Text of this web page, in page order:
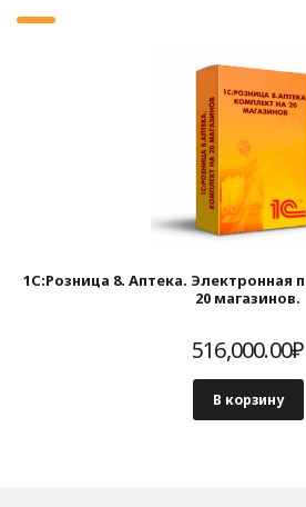
1С:Розница 8. Аптека. Электронная
20 магазинов.
516,000.00₽
В корзину